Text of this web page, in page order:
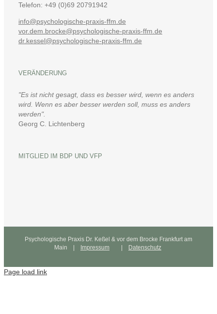
Telefon: +49 (0)69 20791942
info@psychologische-praxis-ffm.de
vor.dem.brocke@psychologische-praxis-ffm.de
dr.kessel@psychologische-praxis-ffm.de
VERÄNDERUNG
"Es ist nicht gesagt, dass es besser wird, wenn es anders
wird. Wenn es aber besser werden soll, muss es anders
werden".
Georg C. Lichtenberg
MITGLIED IM BDP UND VFP
Psychologische Praxis Dr. Keßel & vor dem Brocke Frankfurt am
Main | Impressum | Datenschutz
Page load link